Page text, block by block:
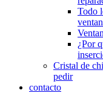
Todo
¿Por
Cristal de
pedir
contacto